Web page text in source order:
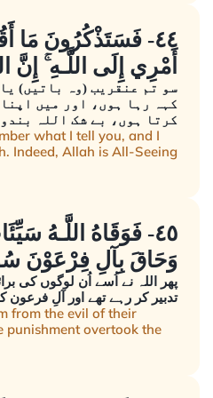
٤٤- فَسَتَذْكُرُونَ
أَمْرِي إِلَى اللَّـهِ ۚ إِنَّ
سو تم عنقریب (وہ باتیں)
کہہ رہا ہوں، اور میں
کرتا ہوں، بے شک اللہ
what I tell you, and I
Indeed, Allah is All-Seeing
٤٥- فَوَقَاهُ اللَّـهُ
وَحَاقَ بِآلِ فِرْعَوْنَ
پھر اللہ نے اُسے اُن لوگوں کی
تدبیر کر رہے تھے اور آلِ فرعون
from the evil of their
punishment overtook the